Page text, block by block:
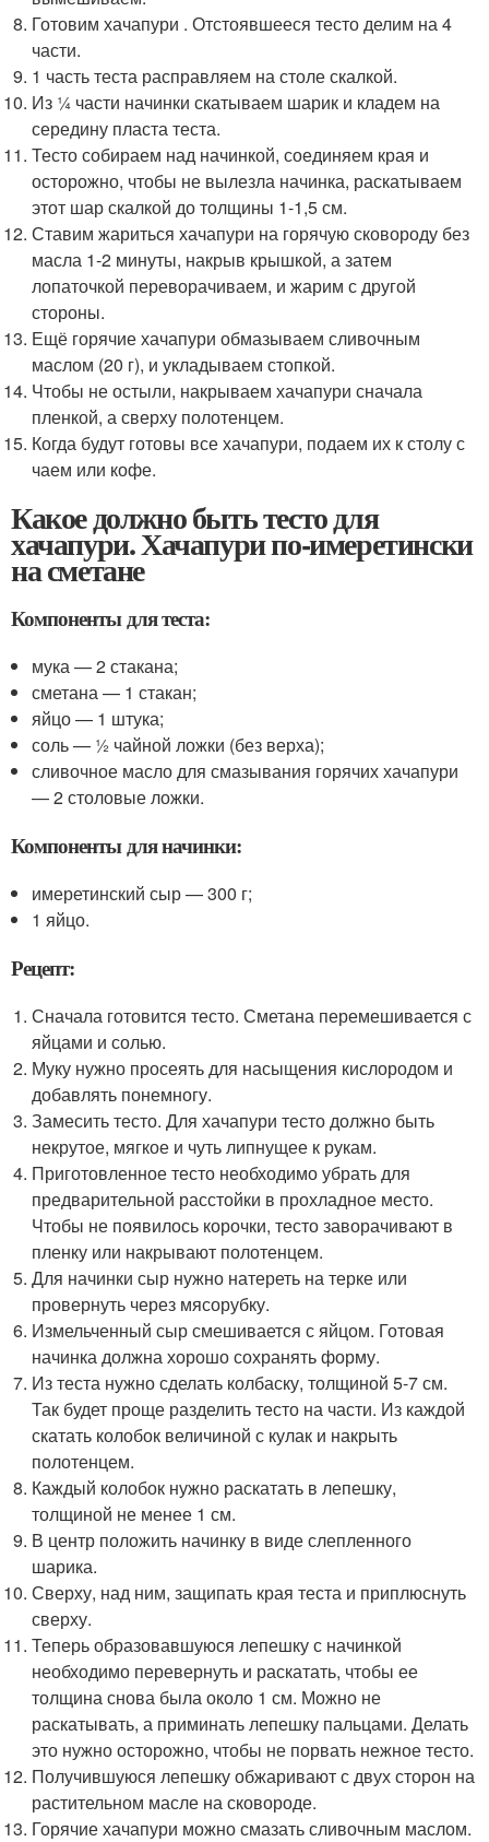
Готовим хачапури . Отстоявшееся тесто делим на 4
части.
1 часть теста расправляем на столе скалкой.
Из ¼ части начинки скатываем шарик и кладем на
середину пласта теста.
Тесто собираем над начинкой, соединяем края и
осторожно, чтобы не вылезла начинка, раскатываем
этот шар скалкой до толщины 1-1,5 см.
Ставим жариться хачапури на горячую сковороду без
масла 1-2 минуты, накрыв крышкой, а затем
лопаточкой переворачиваем, и жарим с другой
стороны.
Ещё горячие хачапури обмазываем сливочным
маслом (20 г), и укладываем стопкой.
Чтобы не остыли, накрываем хачапури сначала
пленкой, а сверху полотенцем.
Когда будут готовы все хачапури, подаем их к столу с
чаем или кофе.
Какое должно быть тесто для
хачапури. Хачапури по-имеретински
на сметане
Компоненты для теста:
мука — 2 стакана;
сметана — 1 стакан;
яйцо — 1 штука;
соль — ½ чайной ложки (без верха);
сливочное масло для смазывания горячих хачапури
— 2 столовые ложки.
Компоненты для начинки:
имеретинский сыр — 300 г;
1 яйцо.
Рецепт:
Сначала готовится тесто. Сметана перемешивается с
яйцами и солью.
Муку нужно просеять для насыщения кислородом и
добавлять понемногу.
Замесить тесто. Для хачапури тесто должно быть
некрутое, мягкое и чуть липнущее к рукам.
Приготовленное тесто необходимо убрать для
предварительной расстойки в прохладное место.
Чтобы не появилось корочки, тесто заворачивают в
пленку или накрывают полотенцем.
Для начинки сыр нужно натереть на терке или
провернуть через мясорубку.
Измельченный сыр смешивается с яйцом. Готовая
начинка должна хорошо сохранять форму.
Из теста нужно сделать колбаску, толщиной 5-7 см.
Так будет проще разделить тесто на части. Из каждой
скатать колобок величиной с кулак и накрыть
полотенцем.
Каждый колобок нужно раскатать в лепешку,
толщиной не менее 1 см.
В центр положить начинку в виде слепленного
шарика.
Сверху, над ним, защипать края теста и приплюснуть
сверху.
Теперь образовавшуюся лепешку с начинкой
необходимо перевернуть и раскатать, чтобы ее
толщина снова была около 1 см. Можно не
раскатывать, а приминать лепешку пальцами. Делать
это нужно осторожно, чтобы не порвать нежное тесто.
Получившуюся лепешку обжаривают с двух сторон на
растительном масле на сковороде.
Горячие хачапури можно смазать сливочным маслом.